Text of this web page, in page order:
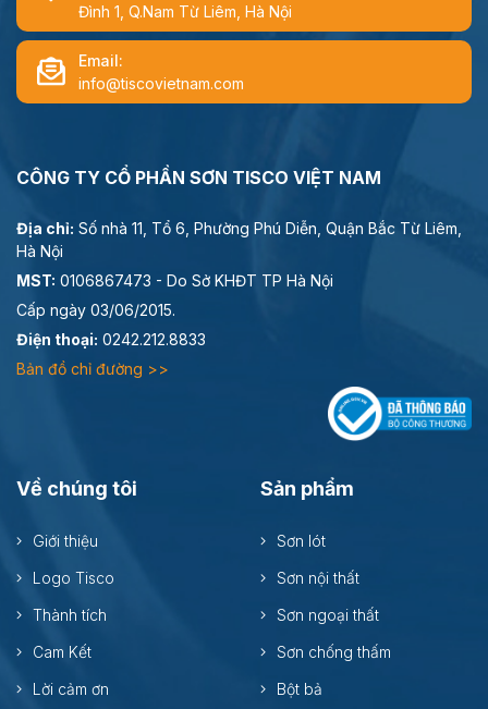
Đình 1, Q.Nam Từ Liêm, Hà Nội
Email:
info@tiscovietnam.com
CÔNG TY CỔ PHẦN SƠN TISCO VIỆT NAM
Địa chỉ: Số nhà 11, Tổ 6, Phường Phú Diễn, Quận Bắc Từ Liêm,
Hà Nội
MST: 0106867473 - Do Sở KHĐT TP Hà Nội
Cấp ngày 03/06/2015.
Điện thoại: 0242.212.8833
Bản đồ chỉ đường >>
Về chúng tôi
Giới thiệu
Logo Tisco
Thành tích
Cam Kết
Lời cảm ơn
Sản phẩm
Sơn lót
Sơn nội thất
Sơn ngoại thất
Sơn chống thấm
Bột bả